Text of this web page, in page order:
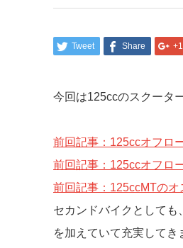
Tweet Share +1
今回は125ccのスクータ
前回記事：125ccオフロ
前回記事：125ccオフロ
前回記事：125ccMTの
セカンドバイクとして
を加えていて充実してき